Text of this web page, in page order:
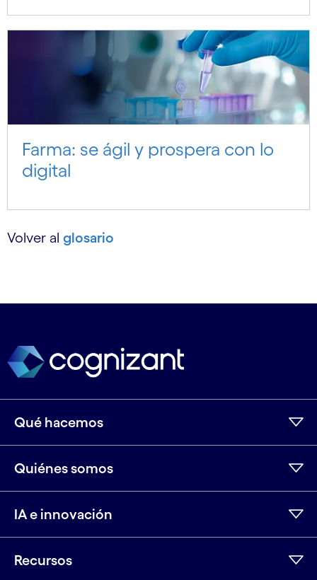
Farma: se ágil y prospera con lo
digital
Volver al glosario
Qué hacemos
Quiénes somos
IA e innovación
Recursos